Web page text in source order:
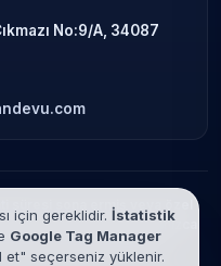
No:9/A, 34087
süresi sona ermiş veya özel
verilir. Marka adları yalnızca
ilişkisi bulunmamaktadır.
için gereklidir. İstatistik
Google Tag Manager
et" seçerseniz yüklenir.